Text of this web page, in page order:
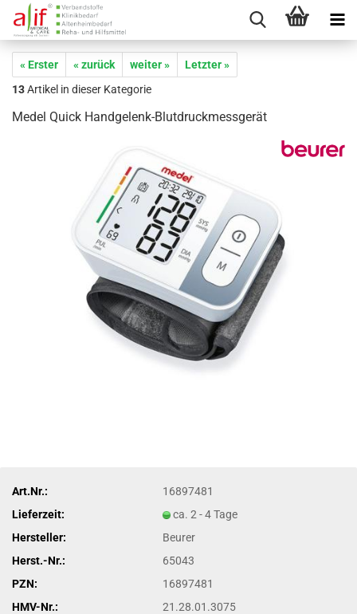
« Erster « zurück weiter »
Letzter »
13Artikel in dieser Kategorie
Medel Quick Handgelenk-Blutdruckmessgerät
Art.Nr.:
16897481
Lieferzeit:
ca. 2 - 4 Tage
Hersteller:
Beurer
Herst.-Nr.:
65043
PZN:
16897481
HMV-Nr.:
21.28.01.3075